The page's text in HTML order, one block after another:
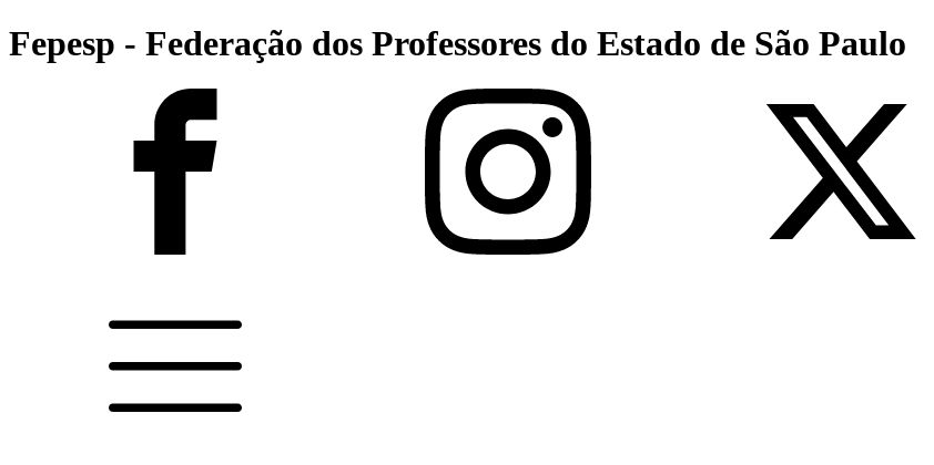
Fepesp - Federação dos Professores do Estado de São Paulo